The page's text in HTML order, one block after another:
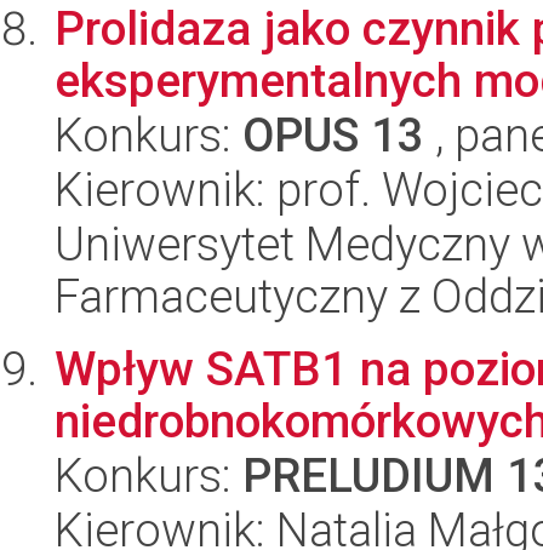
Prolidaza jako czynnik
eksperymentalnych
Konkurs: OPUS 13 ,
Kierownik: prof.
Uniwersytet Medyczny
Farmaceutyczny z
Wpływ SATB1 na
Konkurs: PRELUDIUM
Kierownik: Natalia